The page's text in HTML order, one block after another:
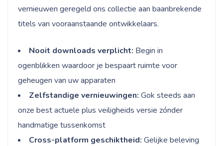
vernieuwen geregeld ons collectie aan baanbrekende
titels van vooraanstaande ontwikkelaars.
Nooit downloads verplicht: Begin in
ogenblikken waardoor je bespaart ruimte voor
geheugen van uw apparaten
Zelfstandige vernieuwingen: Gok steeds aan
onze best actuele plus veiligheids versie zónder
handmatige tussenkomst
Cross-platform geschiktheid: Gelijke beleving